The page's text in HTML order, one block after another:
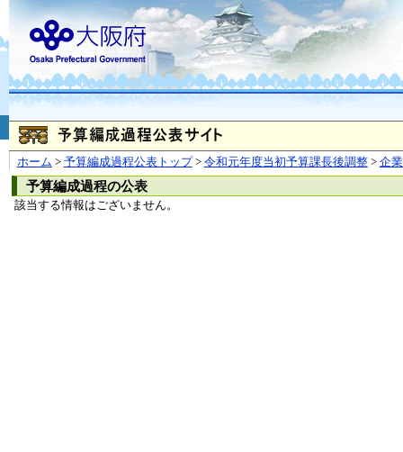
ホーム > 予算編成過程公表トップ> 令和元年度当初予算課長後調整> 企
予算編成過程の公表
該当する情報はございません。
お問合せ
大阪府
（法人番号 4000020270008）
本庁 〒540-8570
大阪市
〒559-8555